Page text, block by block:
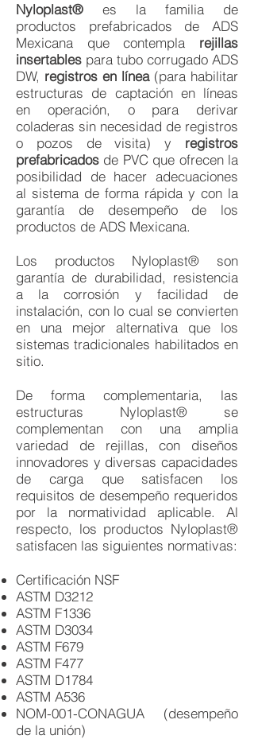
Nyloplast® es la familia de
productos prefabricados de ADS
Mexicana que contempla rejillas
insertables para tubo corrugado ADS
DW, registros en línea(para habilitar
estructuras de captación en líneas
en operación, o para derivar
coladeras sin necesidad de registros
o pozos de visita) y registros
prefabricados de PVC que ofrecen la
posibilidad de hacer adecuaciones
al sistema de forma rápida y con la
garantía de desempeño de los
productos de ADS Mexicana.
Los productos Nyloplast® son
garantía de durabilidad, resistencia
a la corrosión y facilidad de
instalación, con lo cual se convierten
en una mejor alternativa que los
sistemas tradicionales habilitados en
sitio.
De forma complementaria, las
estructuras Nyloplast® se
complementan con una amplia
variedad de rejillas, con diseños
innovadores y diversas capacidades
de carga que satisfacen los
requisitos de desempeño requeridos
por la normatividad aplicable. Al
respecto, los productos Nyloplast®
satisfacen las siguientes normativas:
Certificación NSF
ASTM D3212
ASTM F1336
ASTM D3034
ASTM F679
ASTM F477
ASTM D1784
ASTM A536
NOM-001-CONAGUA (desempeño
de la unión)